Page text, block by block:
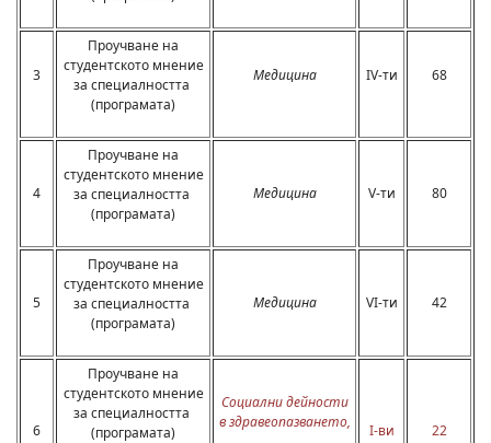
3
Проучване на
студентското мнение
за специалността
(програмата)
Медицина IV-ти 68
4
Проучване на
студентското мнение
за специалността
(програмата)
Медицина V-ти 80
5
Проучване на
студентското мнение
за специалността
(програмата)
Медицина VI-ти 42
6
Проучване на
студентското мнение
за специалността
(програмата)
Социални дейности
в здравеопазването,
I-ви 22